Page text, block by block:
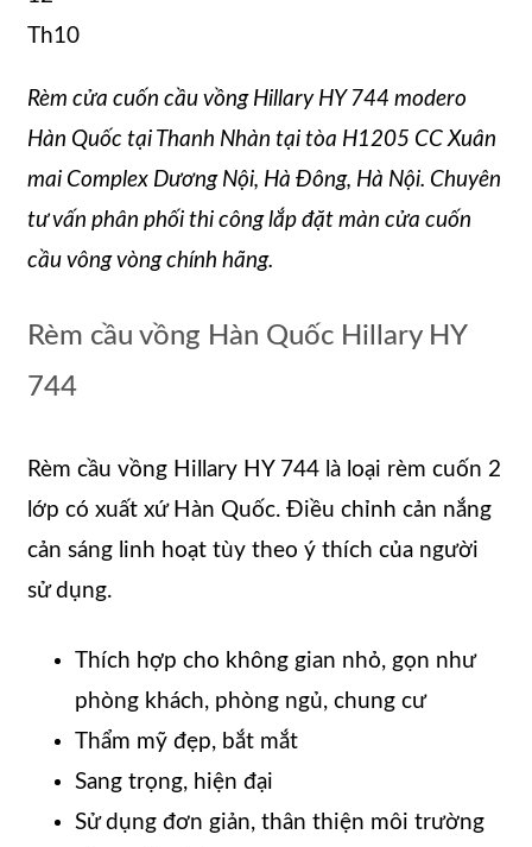
Th10
Rèm cửa cuốn cầu vồng Hillary HY 744 modero
Hàn Quốc tại Thanh Nhàn tại tòa H1205 CC Xuân
mai Complex Dương Nội, Hà Đông, Hà Nội. Chuyên
tư vấn phân phối thi công lắp đặt màn cửa cuốn
cầu vông vòng chính hãng.
Rèm cầu vồng Hàn Quốc Hillary HY
744
Rèm cầu vồng Hillary HY 744 là loại rèm cuốn 2
lớp có xuất xứ Hàn Quốc. Điều chỉnh cản nắng
cản sáng linh hoạt tùy theo ý thích của người
sử dụng.
Thích hợp cho không gian nhỏ, gọn như
phòng khách, phòng ngủ, chung cư
Thẩm mỹ đẹp, bắt mắt
Sang trọng, hiện đại
Sử dụng đơn giản, thân thiện môi trường